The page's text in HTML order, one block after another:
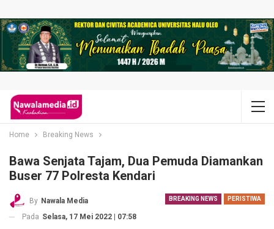
Home Breaking News
Bawa Senjata Tajam, Dua Pemuda Diamankan
Buser 77 Polresta Kendari
BREAKING NEWS PERISTIWA
By Nawala Media
Pada Selasa, 17 Mei 2022 | 07:58